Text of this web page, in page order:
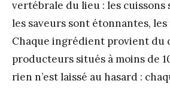
vertébrale du lieu : les cuissons
les saveurs sont étonnantes,
Chaque ingrédient provient du
producteurs situés à moins de
rien n’est laissé au hasard :